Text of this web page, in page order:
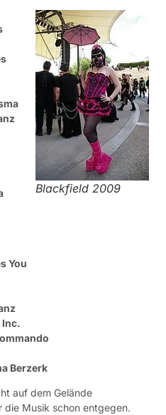
Blackfield 2009
You
Inc.
Berzerk
auf dem Gelände
die Musik schon entgegen.